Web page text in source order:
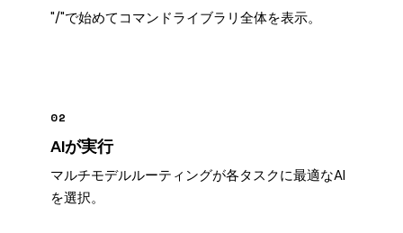
"/"で始めてコマンドライブラリ全体を表示。
02
AIが実行
マルチモデルルーティングが各タスクに最適なAI
を選択。